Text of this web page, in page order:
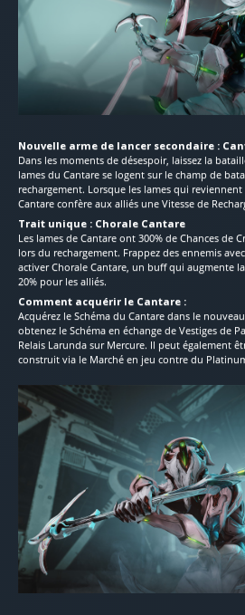
Nouvelle arme de lancer secondaire :
Dans les moments de désespoir, laissez la
lames du Cantare se logent sur le champ de
rechargement. Lorsque les lames qui
Cantare confère aux alliés une Vitesse de
Trait unique : Chorale Cantare
Les lames de Cantare ont 300% de Chances de
lors du rechargement. Frappez des ennemis
activer Chorale Cantare, un buff qui augmente
20% pour les alliés.
Comment acquérir le Cantare :
Acquérez le Schéma du Cantare dans le
obtenez le Schéma en échange de Vestiges de
Relais Larunda sur Mercure. Il peut également
construit via le Marché en jeu contre du